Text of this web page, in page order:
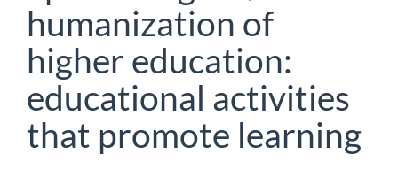
humanization of
higher education:
educational activities
that promote learning